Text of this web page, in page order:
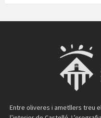
Entre oliveres i ametllers treu